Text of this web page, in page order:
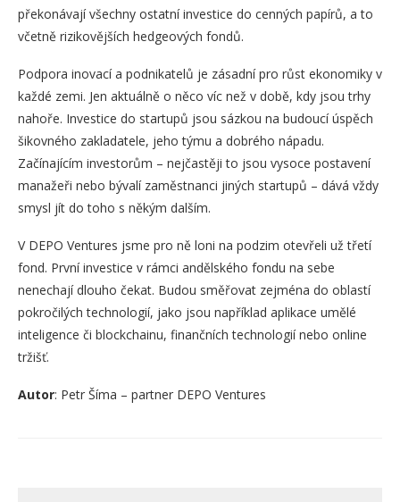
překonávají všechny ostatní investice do cenných papírů, a to
včetně rizikovějších hedgeových fondů.
Podpora inovací a podnikatelů je zásadní pro růst ekonomiky v
každé zemi. Jen aktuálně o něco víc než v době, kdy jsou trhy
nahoře. Investice do startupů jsou sázkou na budoucí úspěch
šikovného zakladatele, jeho týmu a dobrého nápadu.
Začínajícím investorům – nejčastěji to jsou vysoce postavení
manažeři nebo bývalí zaměstnanci jiných startupů – dává vždy
smysl jít do toho s někým dalším.
V DEPO Ventures jsme pro ně loni na podzim otevřeli už třetí
fond. První investice v rámci andělského fondu na sebe
nenechají dlouho čekat. Budou směřovat zejména do oblastí
pokročilých technologií, jako jsou například aplikace umělé
inteligence či blockchainu, finančních technologií nebo online
tržišť.
Autor: Petr Šíma – partner DEPO Ventures